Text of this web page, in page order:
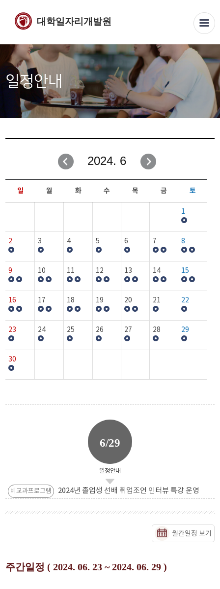
대학일자리개발원
일정안내
2024. 6
일 월 화 수 목 금 토
1
2 3 4 5 6 7 8
9 10 11 12 13 14 15
16 17 18 19 20 21 22
23 24 25 26 27 28 29
30
6/29
일정안내
비교과프로그램 2024년 졸업생 선배 취업조언 인터뷰 특강 운영
월간일정 보기
주간일정 ( 2024. 06. 23 ~ 2024. 06. 29 )